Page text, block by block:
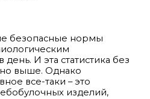
безопасные нормы
И эта статистика без
выше. Однако
все-таки – это
изделий,